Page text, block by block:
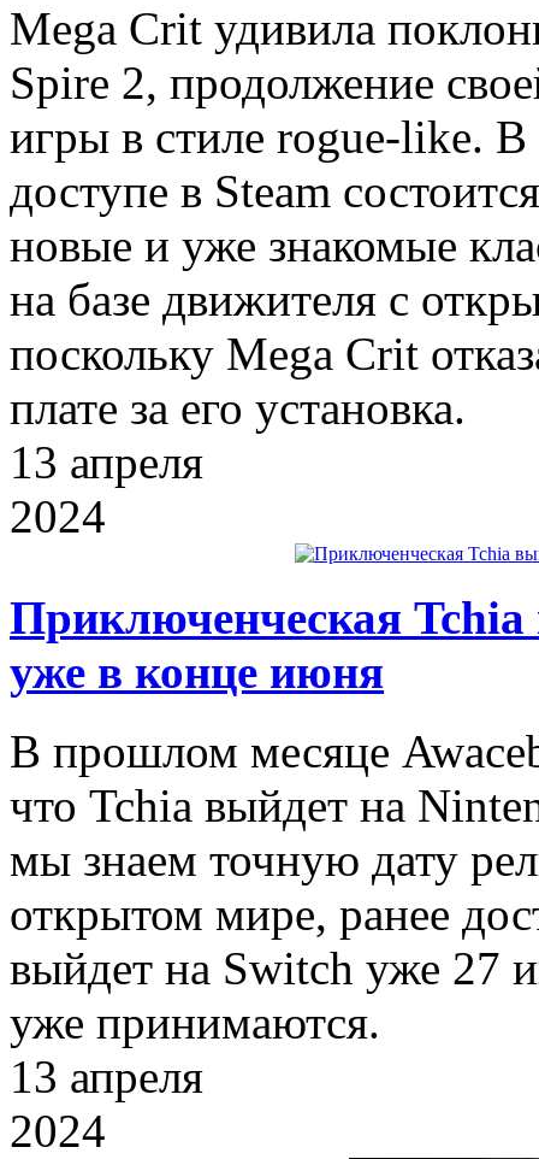
Mega Crit удивила
Spire 2, продолжение
игры в стиле rogue-like. В
доступе в Steam
новые и уже знакомые
на базе движителя с
поскольку Mega Crit
плате за его установка.
13 апреля
2024
Приключенческая
уже в конце июня
В прошлом месяце
что Tchia выйдет на
мы знаем точную дату
открытом мире, ранее
выйдет на Switch уже 27
уже принимаются.
13 апреля
2024